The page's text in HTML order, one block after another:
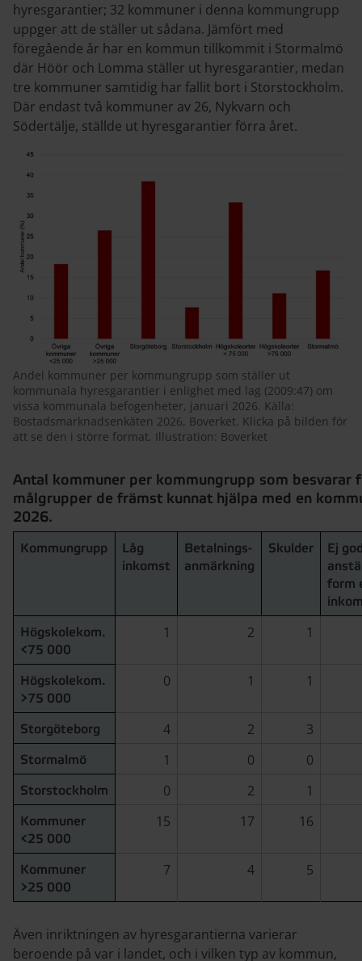
hyresgarantier; 32 kommuner i denna kommungrupp
uppger att de ställer ut sådana. Jämfört med
föregående år har en kommun tillkommit i Stormalmö
där Höör och Lomma ställer ut hyresgarantier, medan
tre kommuner samtidig har fallit bort i Storstockholm.
Där endast två kommuner av 26, Nykvarn och
Södertälje, ställde ut hyresgarantier förra året.
Andel kommuner per kommungrupp som ställer ut
kommunala hyresgarantier i enlighet med lag (2009:47) om
vissa kommunala befogenheter, januari 2026. Källa:
Bostadsmarknadsenkäten 2026, Boverket. Klicka på bilden för
att se den i större format. Illustration: Boverket
Antal kommuner per kommungrupp som besvarar
målgrupper de främst kunnat hjälpa med en
2026.
Kommungrupp
Låg
inkomst
Betalnings-
anmärkning
Skulder
Ej
form
Högskolekom.
<75 000
1 2 1
Högskolekom.
>75 000
0 1 1
Storgöteborg 4 2 3
Stormalmö 1 0 0
Storstockholm 0 2 1
Kommuner
<25 000
15 17 16
Kommuner
>25 000
7 4 5
Även inriktningen av hyresgarantierna varierar
beroende på var i landet, och i vilken typ av kommun,